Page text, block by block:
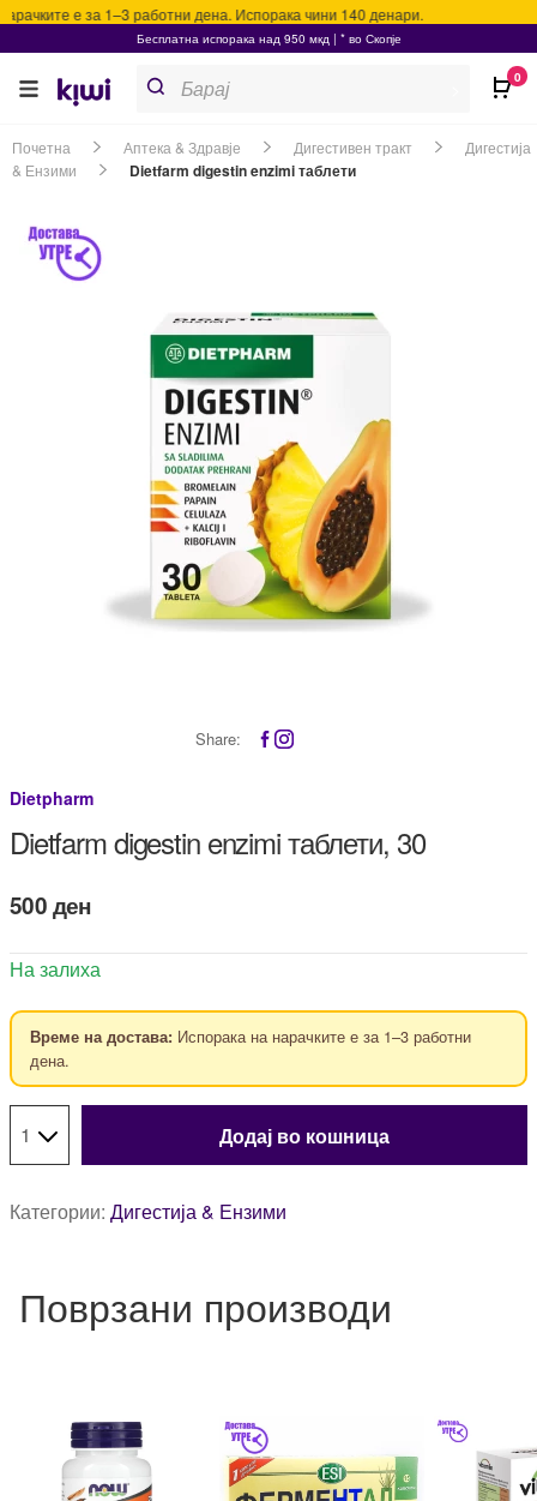
е за 1–3 работни дена. Испорака чини 140 денари.
Бесплатна испорака над 950 мкд | * во Скопје
search
Почетна Аптека & Здравје Дигестивен тракт
Дигестија
& Ензими
Dietfarm digestin enzimi таблети
Share:
Dietpharm
Dietfarm digestin enzimi таблети, 30
500ден
На залиха
Време на достава: Испорака на нарачките е за 1–3 работни
дена.
Додај во кошница
Категории: Дигестија & Ензими
Поврзани производи
0